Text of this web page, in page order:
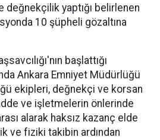
değnekçilik yaptığı belirlenen
10 şüpheli gözaltına
başlattığı
Ankara Emniyet Müdürlüğü
ekipleri, değnekçi ve korsan
ve işletmelerin önlerinde
alarak haksız kazanç elde
ve fiziki takibin ardından